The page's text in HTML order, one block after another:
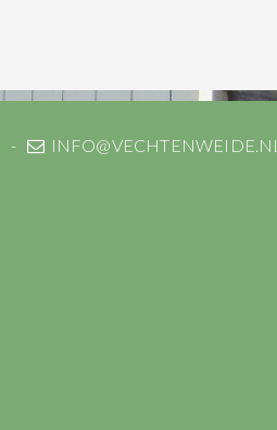
INFO@VECHTENWEIDE.NL